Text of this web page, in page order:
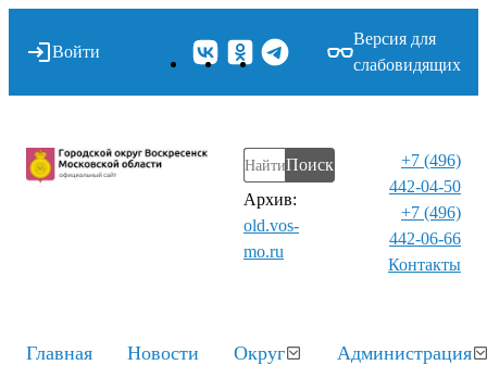
Войти
Версия для
слабовидящих
Поиск
Архив:
old.vos-
mo.ru
+7 (496)
442-04-50
+7 (496)
442-06-66
Контакты⁠
Главная Новости Округ Администрация